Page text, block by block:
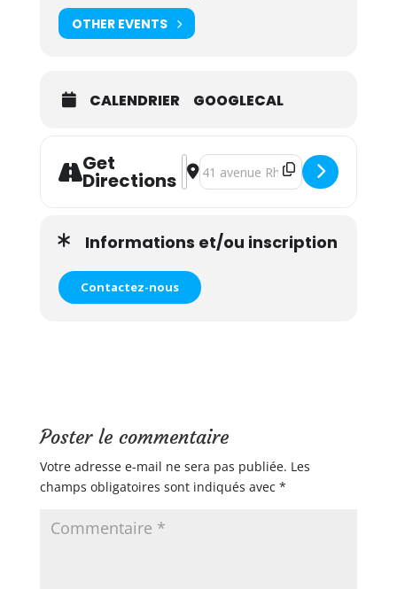
OTHER EVENTS
CALENDRIER GOOGLECAL
Get
Directions
Address - Cycle signe avec bébé
Destination Address - Cycle
Informations et/ou inscription
Contactez-nous
Poster le commentaire
Votre adresse e-mail ne sera pas publiée. Les
champs obligatoires sont indiqués avec *